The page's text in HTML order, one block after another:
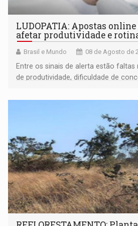
LUDOPATIA: Apostas
afetar produtividade e
Brasil e Mundo 08 de Agosto de
Entre os sinais de alerta estão faltas
de produtividade, dificuldade de